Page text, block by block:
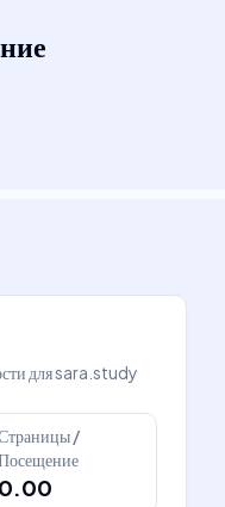
дляsara.study
/
0.00